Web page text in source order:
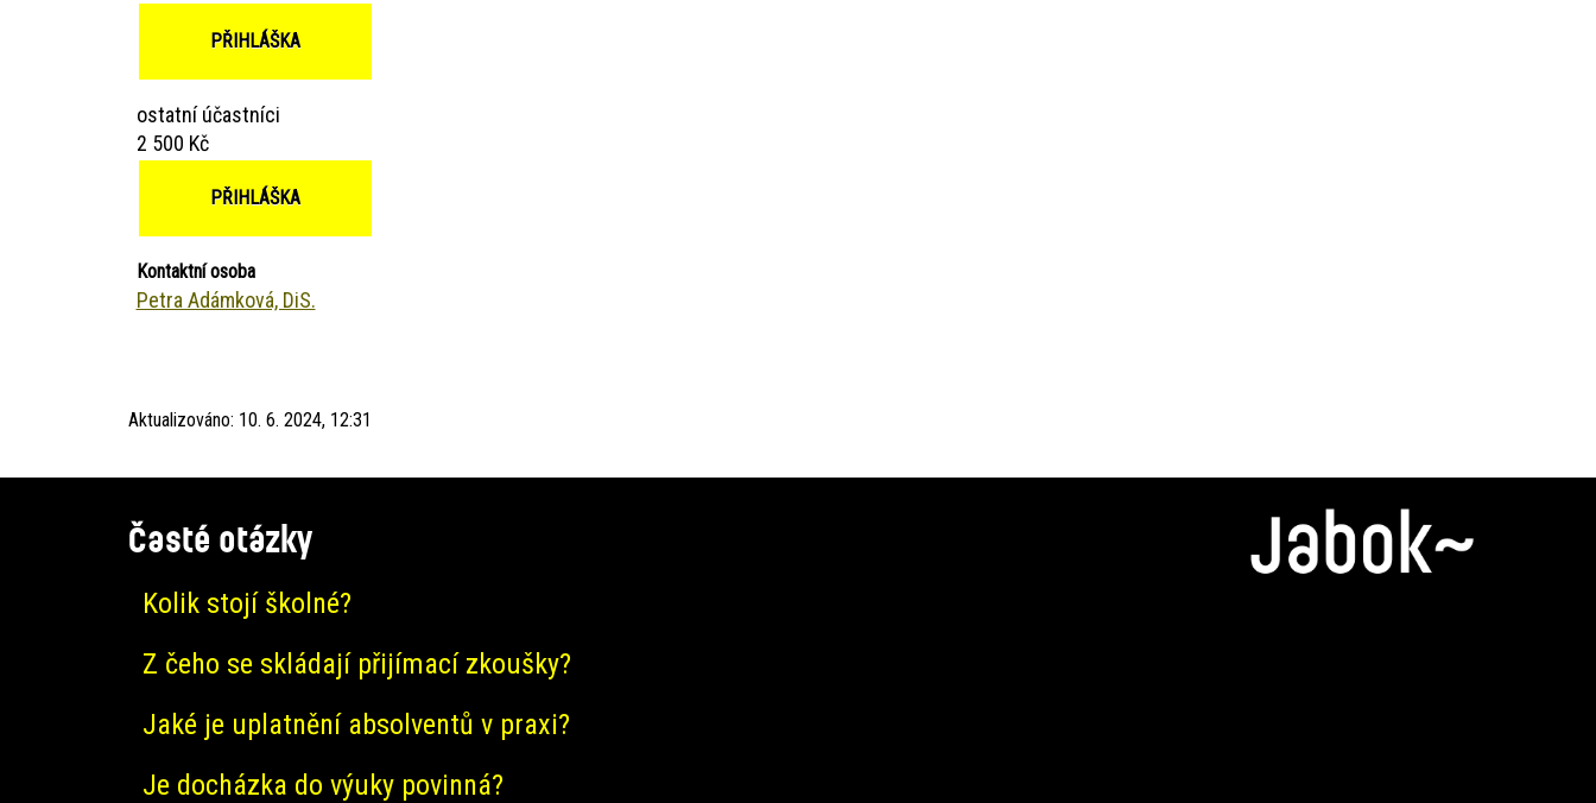
PŘIHLÁŠKA
ostatní účastníci
2 500 Kč
PŘIHLÁŠKA
Kontaktní osoba
Petra Adámková, DiS.
Aktualizováno: 10. 6. 2024, 12:31
Časté otázky
Kolik stojí školné?
Z čeho se skládají přijímací zkoušky?
Jaké je uplatnění absolventů v praxi?
Je docházka do výuky povinná?